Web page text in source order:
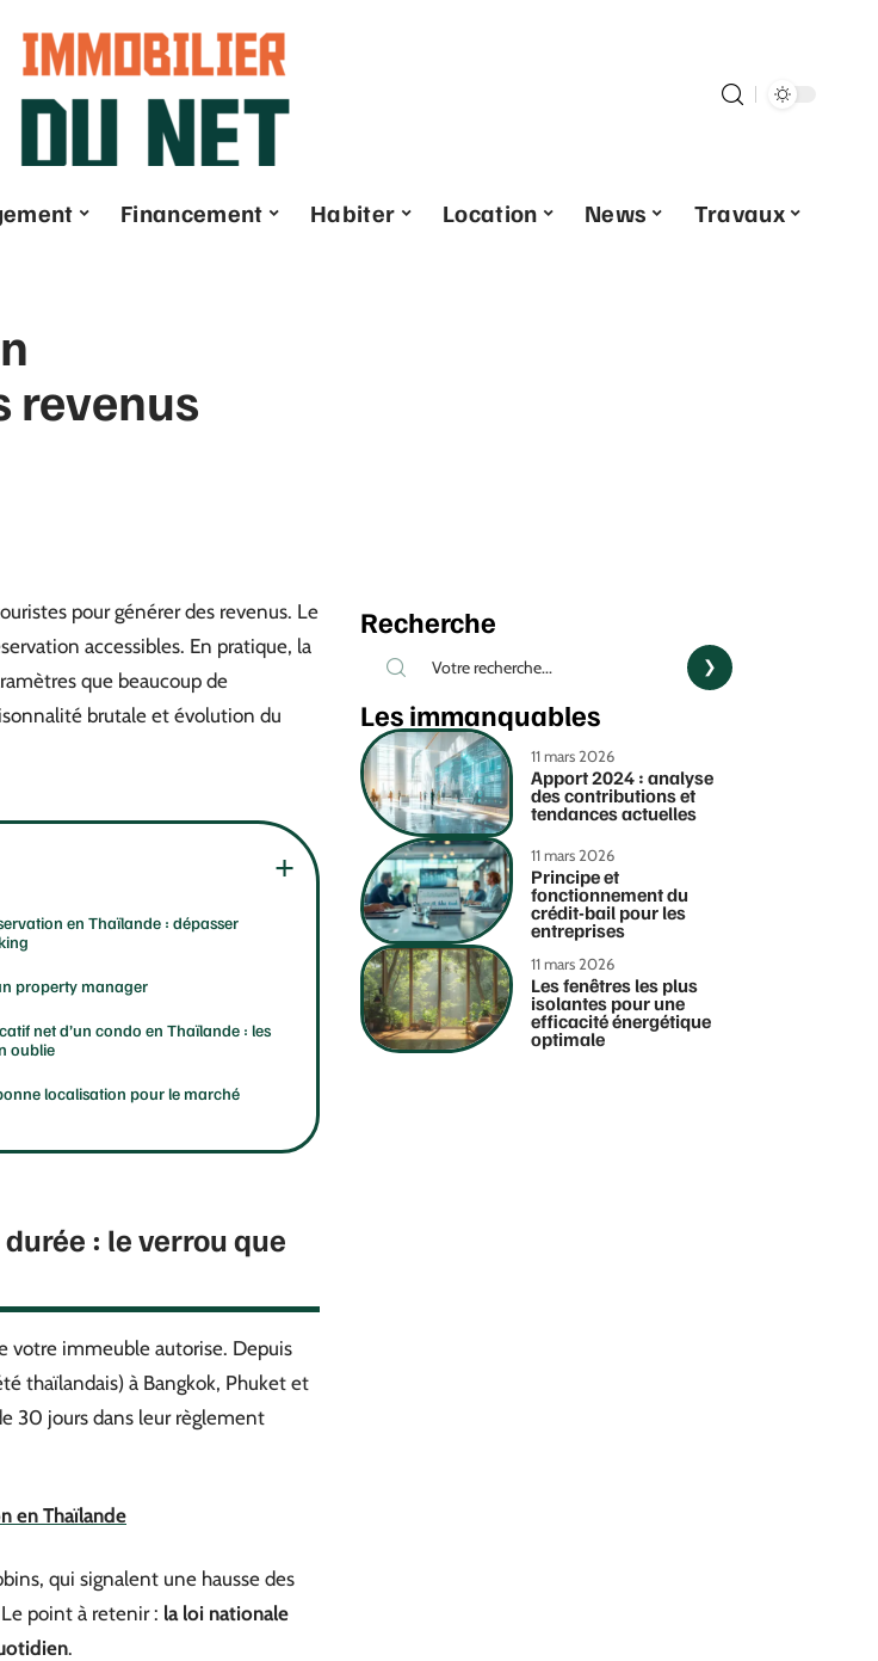
Financement Habiter Location News Travaux
revenus
pour générer des revenus. Le
accessibles. En pratique, la
que beaucoup de
brutale et évolution du
en Thaïlande : dépasser
property manager
net d’un condo en Thaïlande : les
oublie
localisation pour le marché
: le verrou que
votre immeuble autorise. Depuis
thaïlandais) à Bangkok, Phuket et
30 jours dans leur règlement
en Thaïlande
qui signalent une hausse des
point à retenir : la loi nationale
.
Recherche
Les immanquables
11 mars 2026
Apport 2024 : analyse
des contributions et
tendances actuelles
11 mars 2026
Principe et
fonctionnement du
crédit-bail pour les
entreprises
11 mars 2026
Les fenêtres les plus
isolantes pour une
efficacité énergétique
optimale